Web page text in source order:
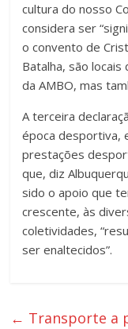
cultura do nosso
considera ser
o convento de
Batalha, são
da AMBO, mas
A terceira
época desportiva,
prestações
que, diz
sido o apoio que
crescente, às
coletividades,
ser enaltecidos”.
← Transporte a